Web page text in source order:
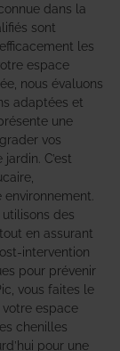
dans la
sont
les
espace
nous évaluons
adaptées et
une
vos
C’est
utilisons des
en assurant
intervention
pour prévenir
vous faites le
votre espace
chenilles
pour une